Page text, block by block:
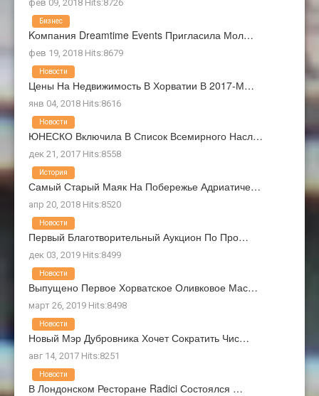
фев 09, 2018 Hits:8726
Kомпания Dreamtime Events Пригласила Мол…
фев 19, 2018 Hits:8679
Бизнес
Цены На Недвижимость В Хорватии В 2017-М…
янв 04, 2018 Hits:8616
Новости
ЮНЕСКО Включила В Список Всемирного Насл…
дек 21, 2017 Hits:8558
Новости
Самый Старый Маяк На Побережье Адриатиче…
апр 20, 2018 Hits:8520
История
Первый Благотворительный Аукцион По Про…
дек 03, 2019 Hits:8499
Новости
Выпущено Первое Хорватское Оливковое Мас…
март 26, 2019 Hits:8498
Новости
Новый Мэр Дубровника Хочет Сократить Чис…
авг 14, 2017 Hits:8251
Новости
В Лондонском Ресторане Radici Состоялся …
Новости